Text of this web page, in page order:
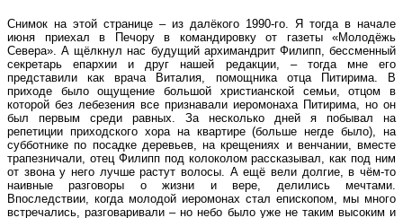
Снимок на этой странице – из далёкого 1990-го. Я тогда в начале
июня приехал в Печору в командировку от газеты «Молодёжь
Севера». А щёлкнул нас будущий архимандрит Филипп, бессменный
секретарь епархии и друг нашей редакции, – тогда мне его
представили как врача Виталия, помощника отца Питирима. В
приходе было ощущение большой христианской семьи, отцом в
которой без лебезения все признавали иеромонаха Питирима, но он
был первым среди равных. За несколько дней я побывал на
репетиции приходского хора на квартире (больше негде было), на
субботнике по посадке деревьев, на крещениях и венчании, вместе
трапезничали, отец Филипп под колоколом рассказывал, как под ним
от звона у него лучше растут волосы. А ещё вели долгие, в чём-то
наивные разговоры о жизни и вере, делились мечтами.
Впоследствии, когда молодой иеромонах стал епископом, мы много
встречались, разговаривали – но небо было уже не таким высоким и